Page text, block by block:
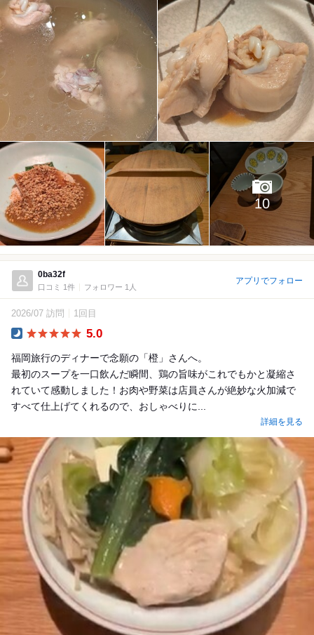
10
0ba32f
口コミ 1件 フォロワー 1人
アプリでフォロー
2026/07 訪問 1回目
5.0
福岡旅行のディナーで念願の「橙」さんへ。
​最初のスープを一口飲んだ瞬間、鶏の旨味がこれでもかと凝縮さ
れていて感動しました！お肉や野菜は店員さんが絶妙な火加減で
すべて仕上げてくれるので、おしゃべりに...
詳細を見る